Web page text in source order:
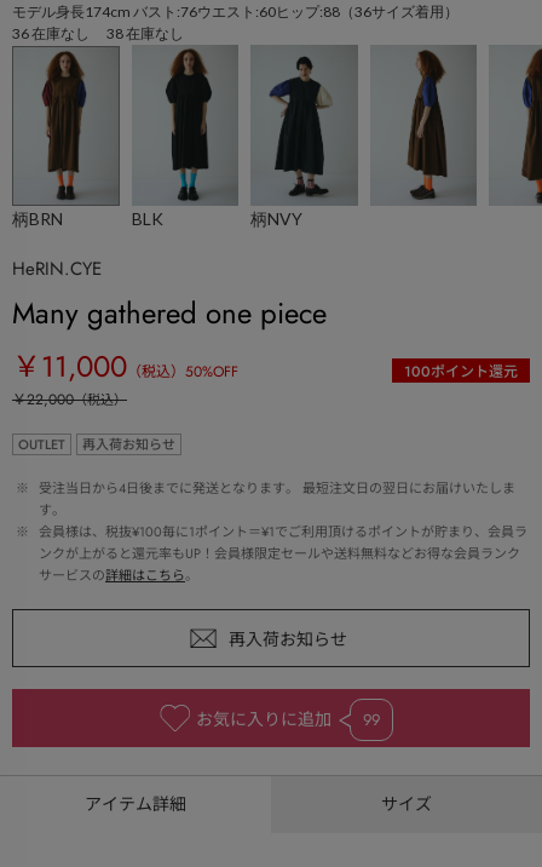
モデル身長174cm バスト:76ウエスト:60ヒップ:88（36サイズ着用）
36 在庫なし 38 在庫なし
柄BRN BLK 柄NVY
HeRIN.CYE
Many gathered one piece
￥11,000 （税込） 50%OFF 100ポイント還元
￥22,000（税込）
OUTLET 再入荷お知らせ
※
受注当日から4日後までに発送となります。 最短注文日の翌日にお届けいたしま
す。
※
会員様は、税抜¥100毎に1ポイント＝¥1でご利用頂けるポイントが貯まり、会員ラ
ンクが上がると還元率もUP！会員様限定セールや送料無料などお得な会員ランク
サービスの詳細はこちら。
お気に入りに追加 99
アイテム詳細 サイズ